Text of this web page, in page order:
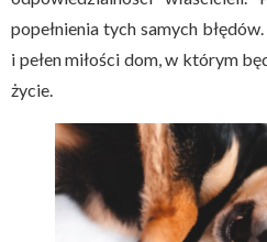
popełnienia tych samych
i pełen miłości dom, w którym
życie.